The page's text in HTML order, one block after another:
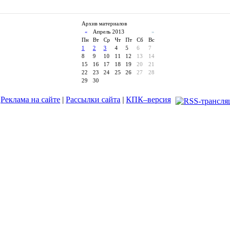
Архив материалов
«
Апрель 2013
»
Пн
Вт Ср Чт Пт Сб
Вс
1
2 3 4 5 6
7
8
9 10 11 12 13
14
15
16 17 18 19 20
21
22
23 24 25 26 27
28
29
30
Реклама на сайте | Рассылки сайта | КПК–версия